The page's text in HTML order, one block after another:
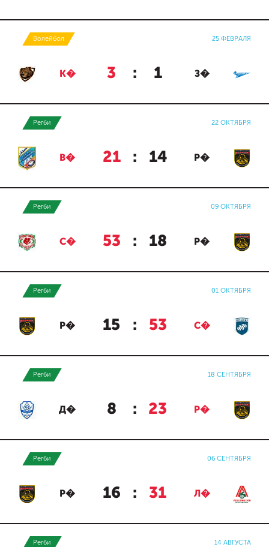
Волейбол 25 ФЕВРАЛЯ
К� 3 : 1 З�
Регби 22 ОКТЯБРЯ
В� 21 : 14 Р�
Регби 09 ОКТЯБРЯ
С� 53 : 18 Р�
Регби 01 ОКТЯБРЯ
Р� 15 : 53 С�
Регби 18 СЕНТЯБРЯ
Д� 8 : 23 Р�
Регби 06 СЕНТЯБРЯ
Р� 16 : 31 Л�
Регби 14 АВГУСТА